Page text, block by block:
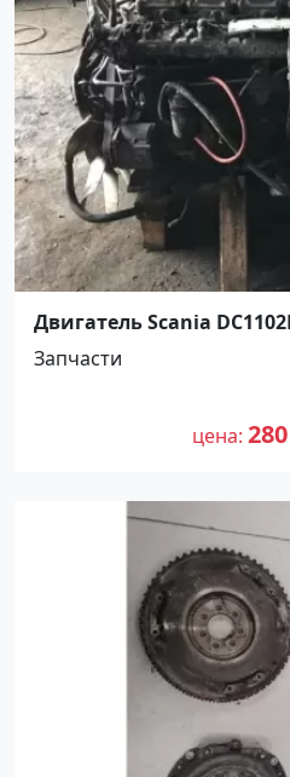
Двигатель Scania
Ст.Холмская
Запчасти
цена